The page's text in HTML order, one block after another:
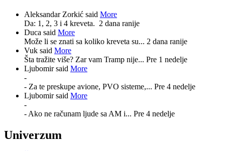
Aleksandar Zorkić said More
Da: 1, 2, 3 i 4 kreveta. 2 dana ranije
Duca said More
Može li se znati sa koliko kreveta su... 2 dana ranije
Vuk said More
Šta tražite više? Zar vam Tramp nije... Pre 1 nedelje
Ljubomir said More
-
- Za te preskupe avione, PVO sisteme,... Pre 4 nedelje
Ljubomir said More
-
- Ako ne računam ljude sa AM i... Pre 4 nedelje
Univerzum